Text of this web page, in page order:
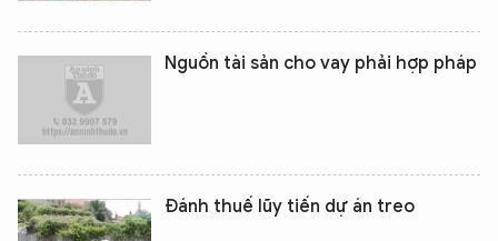
Nguồn tài sản cho vay phải hợp pháp
Đánh thuế lũy tiến dự án treo